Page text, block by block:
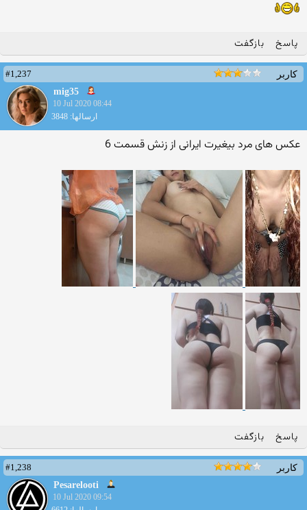
پاسخ بازگفت
کاربر
#1,237
mig35
10 Jul 2020 08:44
ارسالها: 3848
عکس های مرد بیغیرت ایرانی از زنش قسمت 6
پاسخ بازگفت
کاربر
#1,238
Pesarelooti
10 Jul 2020 09:54